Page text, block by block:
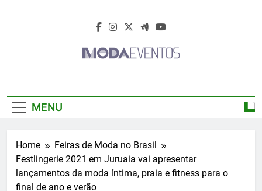
2026 – Desfiles
Feiras De Moda
2026
Feiras De Moda 2026 – Feiras De Moda No
MENU
Home
Feiras de Moda no Brasil
Festlingerie 2021 em Juruaia vai apresentar
lançamentos da moda íntima, praia e fitness para o
final de ano e verão